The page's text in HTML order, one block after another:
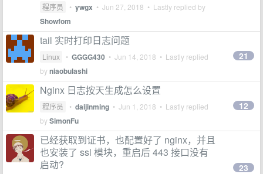
程序员 • ywgx • Jun 27, 2018 • Lastly replied by
Showfom
tail 实时打印日志问题
Linux • GGGG430 • Jun 14, 2018 • Lastly replied
byniaobulashi
21
Nginx 日志按天生成怎么设置
程序员 • daijinming • Jun 1, 2018 • Lastly replied
bySimonFu
12
已经获取到证书，也配置好了 nginx，并且
也安装了 ssl 模块，重启后 443 接口没有
启动?
23